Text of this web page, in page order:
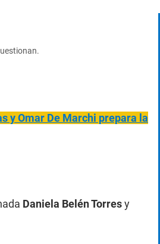
y Omar De Marchi prepara la
Daniela Belén Torresy